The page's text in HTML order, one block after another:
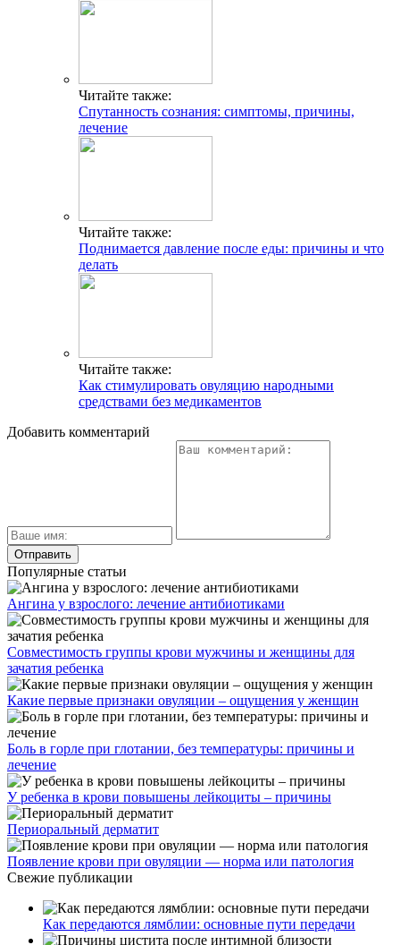
Читайте также:
Спутанность сознания: симптомы, причины,
лечение
Читайте также:
Поднимается давление после еды: причины и что
делать
Читайте также:
Как стимулировать овуляцию народными
средствами без медикаментов
Добавить комментарий
Популярные статьи
Ангина у взрослого: лечение антибиотиками
Совместимость группы крови мужчины и женщины для
зачатия ребенка
Какие первые признаки овуляции – ощущения у женщин
Боль в горле при глотании, без температуры: причины и
лечение
У ребенка в крови повышены лейкоциты – причины
Периоральный дерматит
Появление крови при овуляции — норма или патология
Свежие публикации
Как передаются лямблии: основные пути передачи